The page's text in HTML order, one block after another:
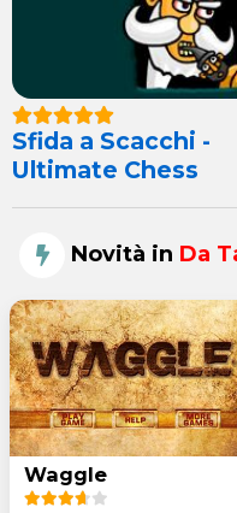
Sfida a Scacchi -
Ultimate Chess
Novità in Da
Waggle